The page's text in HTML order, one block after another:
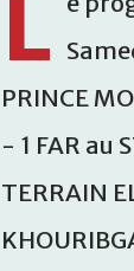
L
PRINCE
- 1 FAR au
TERRAIN